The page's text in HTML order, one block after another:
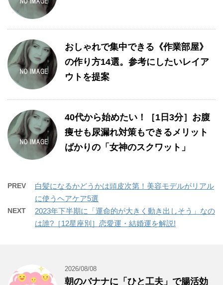
おしゃれで集中できる《作業部屋》
の作り方14選。参考にしたいレイア
ウトを提案
40代から始めたい！［1日3分］お腹
痩せも尿漏れ対策もできるメリット
ばかりの「女神のスクワット」
PREV
白髪になるかどうかは頭皮次第！美容モデルがリアル
に使うヘアケア5選
NEXT
2023年下半期に「運命的が大きく動き出しそう」なの
は誰?［12星座別］恋愛運・結婚運を解説!
2026/08/08
朝のバナナに「ひと工夫」で腸活効